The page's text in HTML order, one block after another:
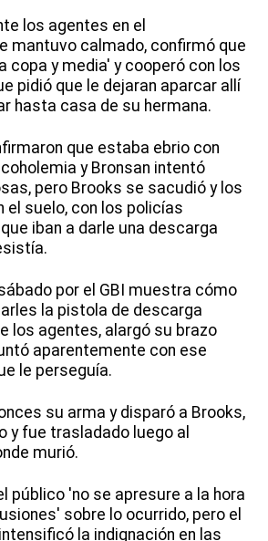
los agentes en el
mantuvo calmado, confirmó que
copa y media' y cooperó con los
pidió que le dejaran aparcar allí
hasta casa de su hermana.
que estaba ebrio con
y Bronsan intentó
pero Brooks se sacudió y los
el suelo, con los policías
iban a darle una descarga
por el GBI muestra cómo
la pistola de descarga
los agentes, alargó su brazo
aparentemente con ese
le perseguía.
su arma y disparó a Brooks,
y fue trasladado luego al
murió.
público 'no se apresure a la hora
sobre lo ocurrido, pero el
la indignación en las